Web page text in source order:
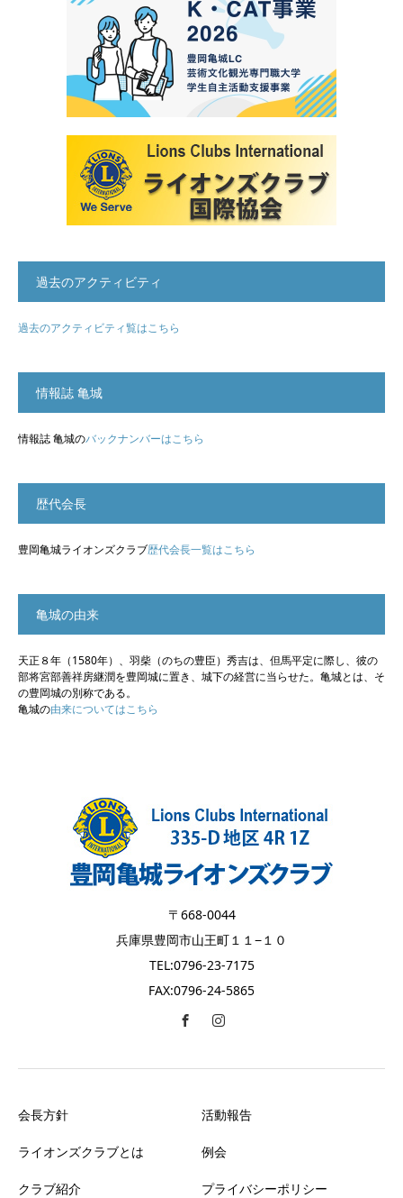
過去のアクティビティ
過去のアクティビティ覧はこちら
情報誌 亀城
情報誌 亀城のバックナンバーはこちら
歴代会長
豊岡亀城ライオンズクラブ歴代会長一覧はこちら
亀城の由来
天正８年（1580年）、羽柴（のちの豊臣）秀吉は、但馬平定に際し、彼の
部将宮部善祥房継潤を豊岡城に置き、城下の経営に当らせた。亀城とは、そ
の豊岡城の別称である。
亀城の由来についてはこちら
〒668-0044
兵庫県豊岡市山王町１１−１０
TEL:0796-23-7175
FAX:0796-24-5865
会長方針
ライオンズクラブとは
クラブ紹介
活動報告
例会
プライバシーポリシー